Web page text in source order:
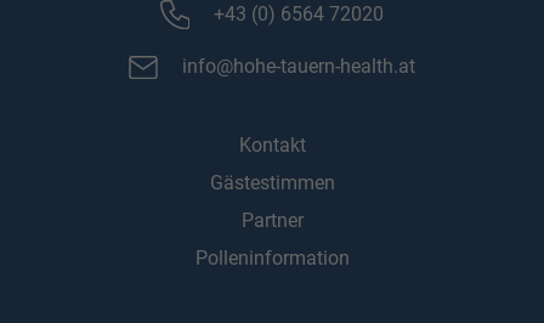
+43 (0) 6564 72020
info@hohe-tauern-health.at
Kontakt
Gästestimmen
Partner
Polleninformation